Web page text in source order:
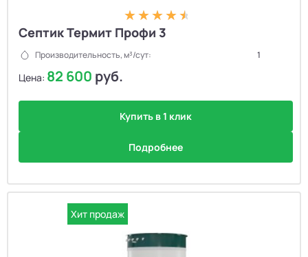
Септик Термит Профи 3
Производительность, м³/сут: 1
Цена: 82 600 руб.
Купить в 1 клик
Подробнее
Хит продаж